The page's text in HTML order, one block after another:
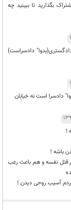
بگذارید تا ببینید چه
دادسراست)
دادسرا است نه خیابان
!
باشه !
قتل نفسه و هم باعث رعب
مردم آسیب روحی دیدن !